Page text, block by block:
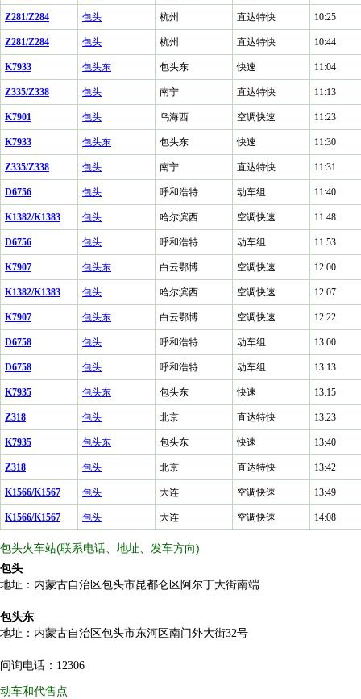
Z281/Z284 包头 杭州 直达特快 10:25
Z281/Z284 包头 杭州 直达特快 10:44
K7933 包头东 包头东 快速 11:04
Z335/Z338 包头 南宁 直达特快 11:13
K7901 包头 乌海西 空调快速 11:23
K7933 包头东 包头东 快速 11:30
Z335/Z338 包头 南宁 直达特快 11:31
D6756 包头 呼和浩特 动车组 11:40
K1382/K1383 包头 哈尔滨西 空调快速 11:48
D6756 包头 呼和浩特 动车组 11:53
K7907 包头东 白云鄂博 空调快速 12:00
K1382/K1383 包头 哈尔滨西 空调快速 12:07
K7907 包头东 白云鄂博 空调快速 12:22
D6758 包头 呼和浩特 动车组 13:00
D6758 包头 呼和浩特 动车组 13:13
K7935 包头东 包头东 快速 13:15
Z318 包头 北京 直达特快 13:23
K7935 包头东 包头东 快速 13:40
Z318 包头 北京 直达特快 13:42
K1566/K1567 包头 大连 空调快速 13:49
K1566/K1567 包头 大连 空调快速 14:08
包头火车站(联系电话、地址、发车方向)
包头
地址：内蒙古自治区包头市昆都仑区阿尔丁大街南端
包头东
地址：内蒙古自治区包头市东河区南门外大街32号
问询电话：12306
动车和代售点